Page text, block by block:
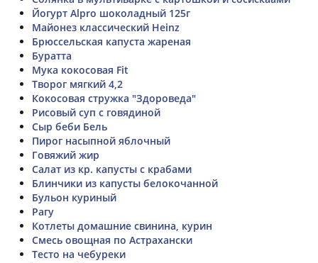
Йогурт Alpro шоколадный 125г
Майонез классический Heinz
Брюссельская капуста жареная
Буратта
Мука кокосовая Fit
Творог мягкий 4,2
Кокосовая стружка "Здороведа"
Рисовый суп с говядиной
Сыр беби Бель
Пирог насыпной яблочный
Говяжий жир
Салат из кр. капусты с крабами
Блинчики из капусты белокочанной
Бульон куриный
Рагу
Котлеты домашние свинина, курин
Смесь овощная по Астрахански
Тесто на чебуреки